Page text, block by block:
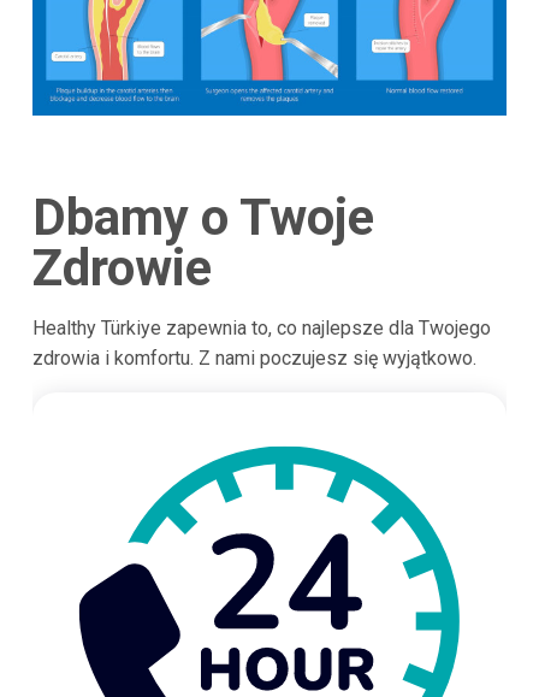
Dbamy o Twoje
Zdrowie
Healthy Türkiye zapewnia to, co najlepsze dla Twojego
zdrowia i komfortu. Z nami poczujesz się wyjątkowo.